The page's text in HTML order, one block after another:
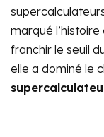
marqué
franchir le seuil
elle a dominé le